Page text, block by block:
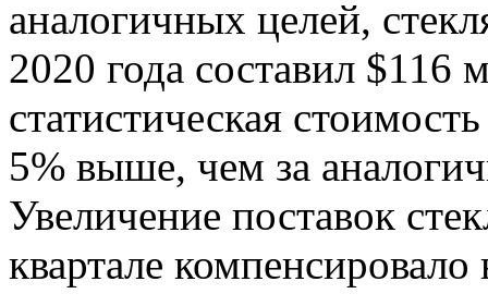
аналогичных целей,
2020 года составил $116
статистическая
5% выше, чем за
Увеличение поставок
квартале компенсировало